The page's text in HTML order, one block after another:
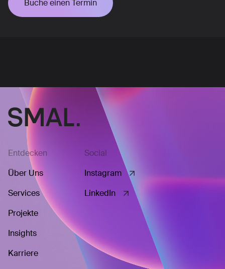
Buche einen Termin
Entdecken
Über Uns
Services
Projekte
Insights
Karriere
Social
Instagram
LinkedIn